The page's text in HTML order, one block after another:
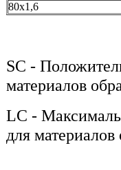
80х1,6
SC -
материалов
LC -
для